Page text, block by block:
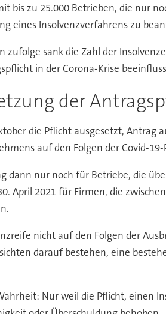
bis zu 25.000 Betrieben, die nur
eines Insolvenzverfahrens zu
sank die Zahl der
in der Corona-Krise
der
die Pflicht ausgesetzt,
auf den Folgen der Covid-
dann nur noch für Betriebe, die
April 2021 für Firmen, die
nicht auf den Folgen der
darauf bestehen, eine
Nur weil die Pflicht, einen